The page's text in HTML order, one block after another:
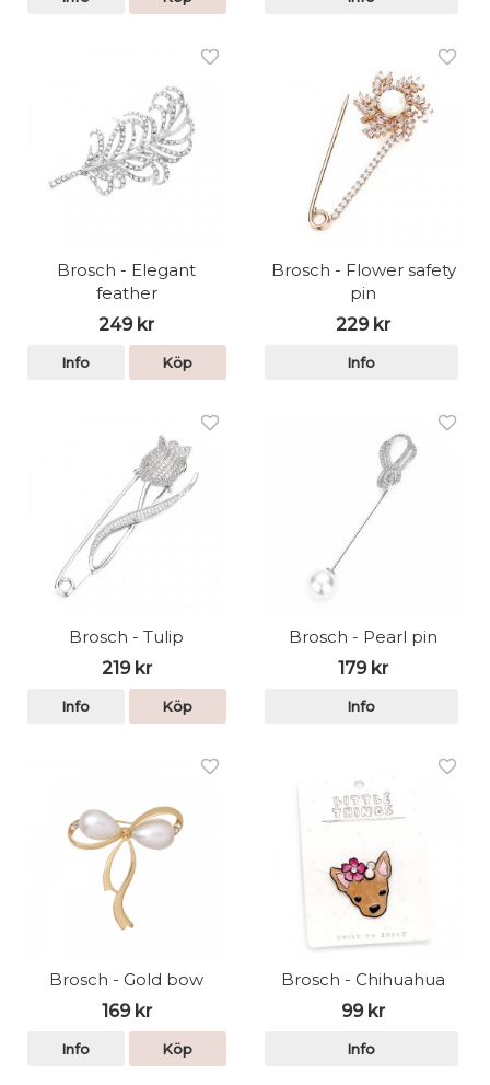
Brosch - Elegant
feather
249 kr
Info Köp
Brosch - Flower safety
pin
229 kr
Info
Brosch - Tulip
219 kr
Info Köp
Brosch - Pearl pin
179 kr
Info
Brosch - Gold bow
169 kr
Info Köp
Brosch - Chihuahua
99 kr
Info